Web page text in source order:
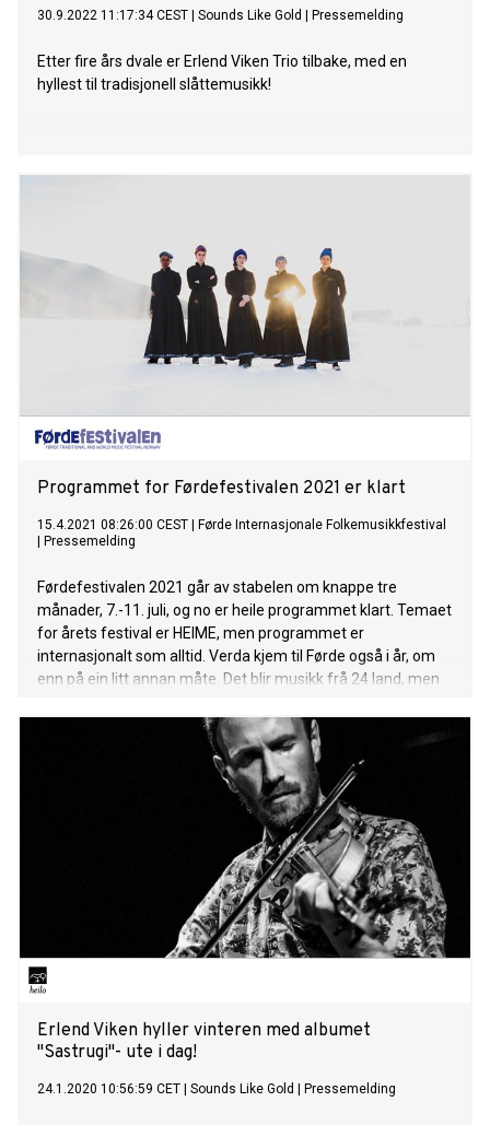
30.9.2022 11:17:34 CEST Sounds Like Gold Pressemelding
Etter fire års dvale er Erlend Viken Trio tilbake, med en
hyllest til tradisjonell slåttemusikk!
​Programmet for Førdefestivalen 2021 er klart
15.4.2021 08:26:00 CEST
Førde Internasjonale Folkemusikkfestival
Pressemelding
Førdefestivalen 2021 går av stabelen om knappe tre
månader, 7.-11. juli, og no er heile programmet klart. Temaet
for årets festival er HEIME, men programmet er
internasjonalt som alltid. Verda kjem til Førde også i år, om
enn på ein litt annan måte. Det blir musikk frå 24 land, men
Festivalprogrammet er stort, går over fem dagar, omfattar
fleire urpremierar og nye produksjonar, og totalt like mange
konsertar som eit vanleg år, seier direktør Per Idar Almås.
Den store skilnaden er at festivalen i år vil ha svært redusert
publikumskapasitet. Det er med andre ord all mogleg grunn
for alle som vil på festival å sikre seg billettar til konsertane
Erlend Viken hyller vinteren med albumet
"Sastrugi"- ute i dag!
24.1.2020 10:56:59 CET Sounds Like Gold Pressemelding